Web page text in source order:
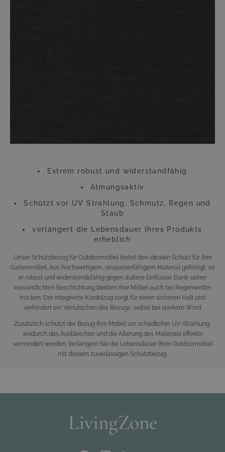
hochwertigen Möbel.
Ihre Möbel mit diesen Überzügen zu versehen ist im sprichwörtlichen
Handumdrehen erledigt. Der dadurch zu erzielende Nutzen hält ungleich
länger an. Die Überwürfe trotzen zu heftiger Einstrahlung von Sonne und
anderen ungünstigen Wetterverhältnissen. Gerade an diesem Zubehör
sollten Sie also keinesfalls sparen. Diese kleine Investition wird sich
Hundertfach auszahlen, so dass Sie sich lange Zeit an Ihren wie neu
aussehenden Möbeln werden erfreuen können.
Bitte beachten Sie, dass sich die Überzüge aufgrund der UV-Strahlung
farblich verändern können. Dies beeinträchtigt jedoch weder die
Funktion, noch die Langlebigkeit des Überzugs. Der Überzug besteht aus
"""
Extrem robust und widerstandfähig
Atmungsaktiv
Schützt vor UV Strahlung, Schmutz, Regen und
Staub
verlängert die Lebensdauer Ihres Produkts
erheblich
Unser Schutzbezug für Outdoormöbel bietet den idealen Schutz für Ihre
Gartenmöbel. Aus hochwertigem, strapazierfähigem Material gefertigt, ist
er robust und widerstandsfähig gegen äußere Einflüsse. Dank seiner
wasserdichten Beschichtung bleiben Ihre Möbel auch bei Regenwetter
trocken. Der integrierte Kordelzug sorgt für einen sicheren Halt und
verhindert ein Verrutschen des Bezugs, selbst bei starkem Wind.
Zusätzlich schützt der Bezug Ihre Möbel vor schädlicher UV-Strahlung,
wodurch das Ausbleichen und die Alterung des Materials effektiv
vermindert werden. Verlängern Sie die Lebensdauer Ihrer Outdoormöbel
mit diesem zuverlässigen Schutzbezug.